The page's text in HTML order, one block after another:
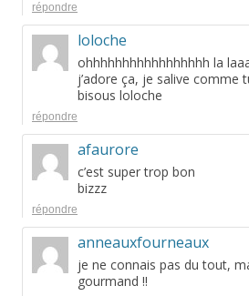
répondre
loloche
ohhhhhhhhhhhhhhhhh la
j’adore ça, je salive comme
bisous loloche
répondre
afaurore
c’est super trop bon
bizzz
répondre
anneauxfourneaux
je ne connais pas du tout,
gourmand !!